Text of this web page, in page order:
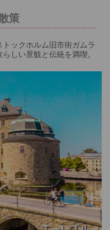
策
ックホルム旧市街ガムラ
しい景観と伝統を満喫。